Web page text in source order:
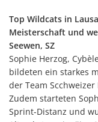
Top Wildcats in
Meisterschaft und
Seewen, SZ
Sophie Herzog,
bildeten ein starkes
der Team
Zudem starteten
Sprint-Distanz und